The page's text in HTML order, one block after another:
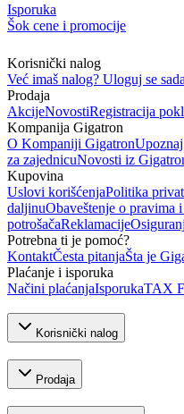
Isporuka
Šok cene i promocije
Korisnički nalog
Već imaš nalog? Uloguj se sada
Prodaja
AkcijeNovostiRegistracija
Kompanija Gigatron
O Kompaniji Gigatron
za zajednicuNovosti iz
Kupovina
Uslovi korišćenjaPolitika
daljinuObaveštenje o pravima
potrošačaReklamacije
Potrebna ti je pomoć?
KontaktČesta pitanjaŠta je
Plaćanje i isporuka
Načini plaćanjaIsporukaTAX
Korisnički nalog
Prodaja